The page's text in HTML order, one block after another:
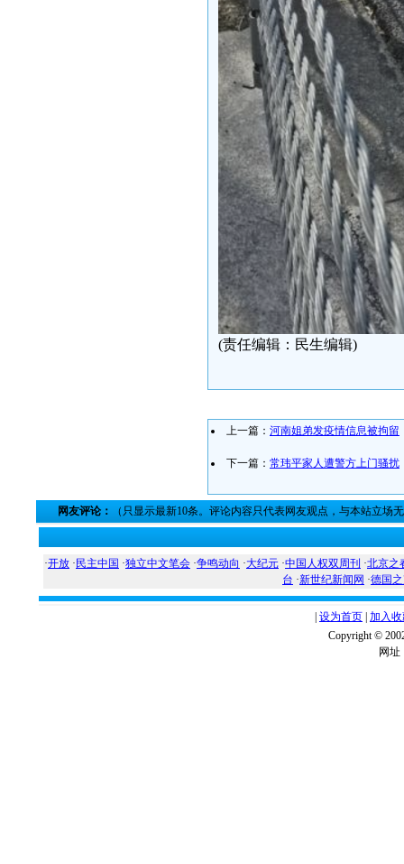
(责任编辑：民生编辑)
上一篇： 河南姐弟发疫情信息被拘留
下一篇： 常玮平家人遭警方上门骚扰
网友评论： （只显示最新10条。评论内容只代表网友观点，与本站立场
·开放 · 民主中国 ·独立中文笔会 ·争鸣动向 ·大纪元 ·中国人权双周刊 ·北京之
台 ·新世纪新闻网 ·德国
设为首页 加入
Copyright ©
网址